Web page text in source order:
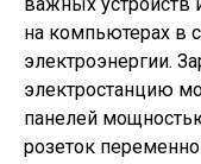
на компьютерах в
электроэнергии.
электростанцию
панелей
розеток